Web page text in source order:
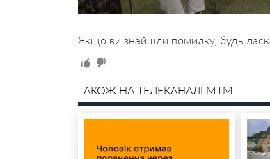
Якщо ви знайшли помилку, будь
ТАКОЖ НА ТЕЛЕКАНАЛІ MTM